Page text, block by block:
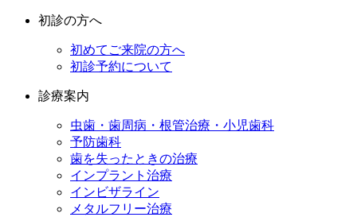
初診の方へ
初めてご来院の方へ
初診予約について
診療案内
虫歯・歯周病・根管治療・小児歯科
予防歯科
歯を失ったときの治療
インプラント治療
インビザライン
メタルフリー治療